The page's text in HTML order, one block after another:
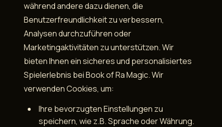
während andere dazu dienen, die
Benutzerfreundlichkeit zu verbessern,
Analysen durchzuführen oder
Marketingaktivitäten zu unterstützen. Wir
bieten Ihnen ein sicheres und personalisiertes
Spielerlebnis bei Book of Ra Magic. Wir
verwenden Cookies, um:
Ihre bevorzugten Einstellungen zu
speichern, wie z.B. Sprache oder Währung.